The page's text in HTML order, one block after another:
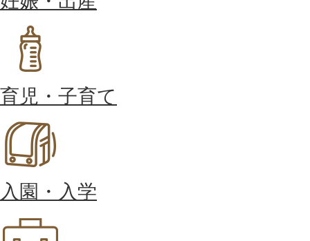
育児・子育て
入園・入学